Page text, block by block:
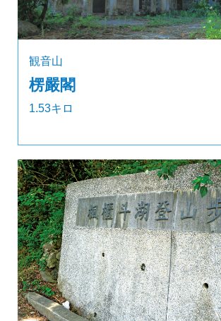
観音山
楞嚴閣
1.53キロ